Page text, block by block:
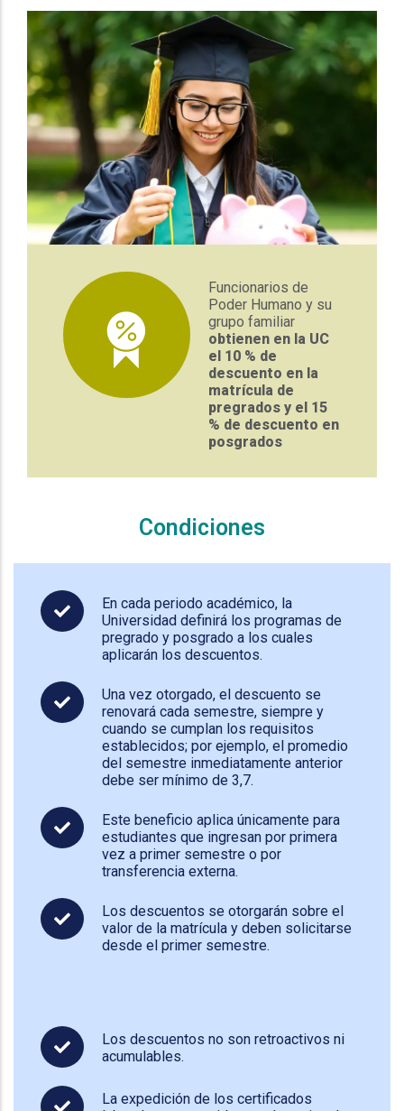
Funcionarios de
Poder Humano y su
grupo familiar
obtienen en la UC
el 10 % de
descuento en la
matrícula de
pregrados y el 15
% de descuento en
posgrados
Condiciones
En cada periodo académico, la
Universidad definirá los programas de
pregrado y posgrado a los cuales
aplicarán los descuentos.
Una vez otorgado, el descuento se
renovará cada semestre, siempre y
cuando se cumplan los requisitos
establecidos; por ejemplo, el promedio
del semestre inmediatamente anterior
debe ser mínimo de 3,7.
Este beneficio aplica únicamente para
estudiantes que ingresan por primera
vez a primer semestre o por
transferencia externa.
Los descuentos se otorgarán sobre el
valor de la matrícula y deben solicitarse
desde el primer semestre.
Los descuentos no son retroactivos ni
acumulables.
La expedición de los certificados